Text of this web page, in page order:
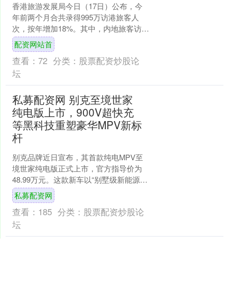
香港旅游发展局今日（17日）公布，今
年前两个月合共录得995万访港旅客人
次，按年增加18%。其中，内地旅客访港
人次为790万，较去年同期上升22%，主
要受惠于内....
配资网站首
查看： 72 分类： 股票配资炒股论
坛
私募配资网 别克至境世家
纯电版上市，900V超快充
等黑科技重塑豪华MPV新标
杆
别克品牌近日宣布，其首款纯电MPV至
境世家纯电版正式上市，官方指导价为
48.99万元。这款新车以“别墅级新能源旗
舰MPV”为定位，完整继承了插混版车型
的硬核实力....
私募配资网
查看： 185 分类： 股票配资炒股论
坛